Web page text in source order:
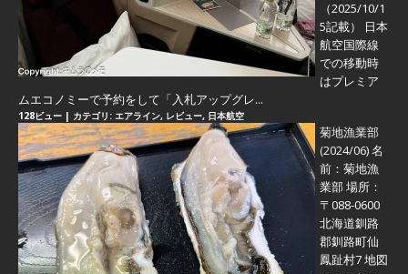
（2025/10/1
5記載） 日本
航空国際線
での移動時
はプレミア
ムエコノミーで予約をして「入札アップグレ...
128ビュー | カテゴリ: エアライン, レビュー, 日本航空
菊地漁業部
(2024/06)名
前：菊地漁
業部 場所：
〒088-0600
北海道釧路
郡釧路町仙
鳳趾村7 地図